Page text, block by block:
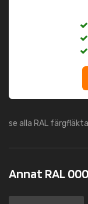
se alla RAL
Annat RAL